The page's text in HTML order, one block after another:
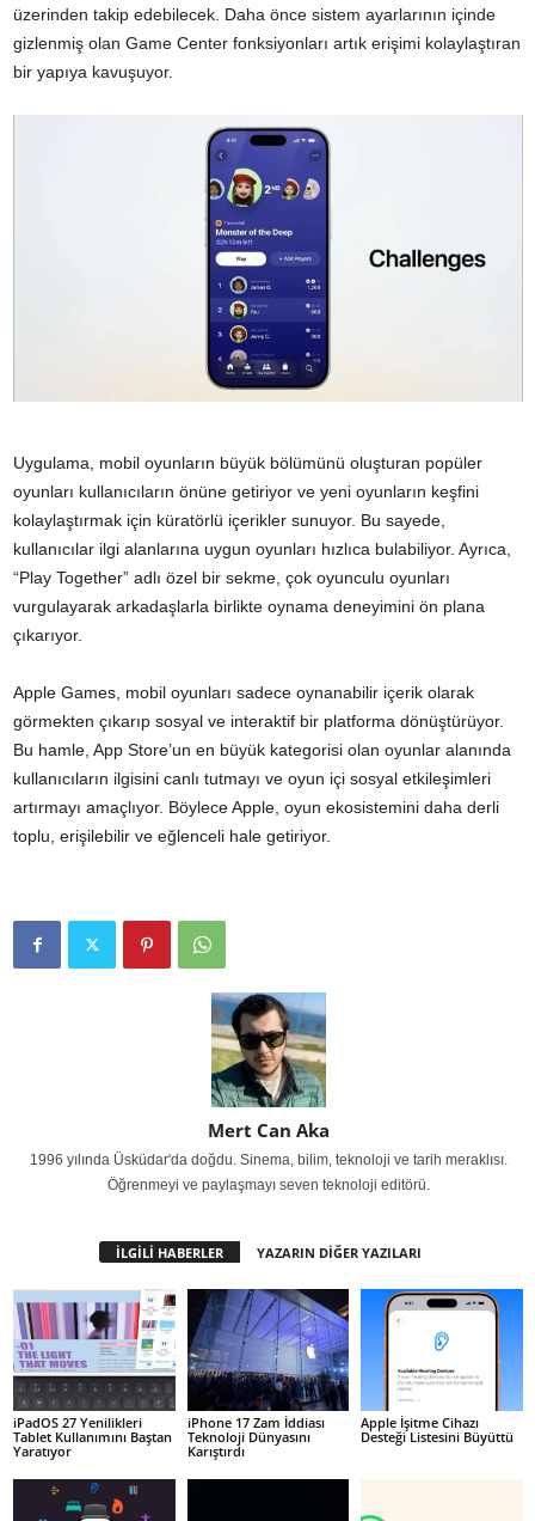
üzerinden takip edebilecek. Daha önce sistem ayarlarının içinde
gizlenmiş olan Game Center fonksiyonları artık erişimi kolaylaştıran
bir yapıya kavuşuyor.
Uygulama, mobil oyunların büyük bölümünü oluşturan popüler
oyunları kullanıcıların önüne getiriyor ve yeni oyunların keşfini
kolaylaştırmak için küratörlü içerikler sunuyor. Bu sayede,
kullanıcılar ilgi alanlarına uygun oyunları hızlıca bulabiliyor. Ayrıca,
“Play Together” adlı özel bir sekme, çok oyunculu oyunları
vurgulayarak arkadaşlarla birlikte oynama deneyimini ön plana
çıkarıyor.
Apple Games, mobil oyunları sadece oynanabilir içerik olarak
görmekten çıkarıp sosyal ve interaktif bir platforma dönüştürüyor.
Bu hamle, App Store’un en büyük kategorisi olan oyunlar alanında
kullanıcıların ilgisini canlı tutmayı ve oyun içi sosyal etkileşimleri
artırmayı amaçlıyor. Böylece Apple, oyun ekosistemini daha derli
toplu, erişilebilir ve eğlenceli hale getiriyor.
Mert Can Aka
1996 yılında Üsküdar'da doğdu. Sinema, bilim, teknoloji ve tarih meraklısı.
Öğrenmeyi ve paylaşmayı seven teknoloji editörü.
İLGİLİ HABERLER YAZARIN DİĞER YAZILARI
iPadOS 27 Yenilikleri
Tablet Kullanımını Baştan
Yaratıyor
iPhone 17 Zam İddiası
Teknoloji Dünyasını
Karıştırdı
Apple İşitme Cihazı
Desteği Listesini Büyüttü